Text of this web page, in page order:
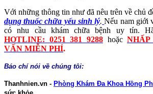
Với những thông tin như đã nêu trên về chủ
dụng thuốc chữa yếu sinh lý. Nếu nam giới
có nhu cầu khám chữa bệnh uy tín.
HOTLINE: 0251 381 9288 hoặc
VẤN MIỄN PHÍ.
Báo chí nói về chúng tôi:
Thanhnien.vn - Phòng Khám Đa Khoa Hồng